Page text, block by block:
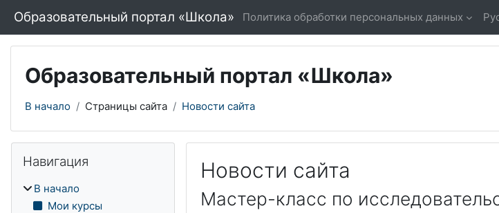
Образовательный портал «Школа» Политика обработки персональных данных
Образовательный портал «Школа»
В начало Страницы сайта Новости сайта
Новости сайта
Мастер-класс по
Блоки
Навигация
В начало
Мои курсы